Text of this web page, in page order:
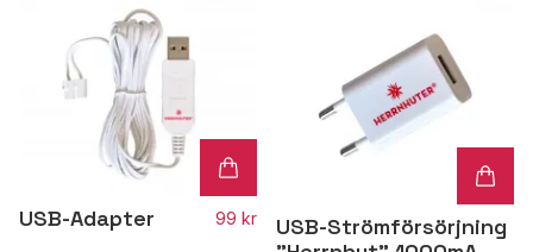
USB-Adapter 99 kr
USB-Strömförsörjning